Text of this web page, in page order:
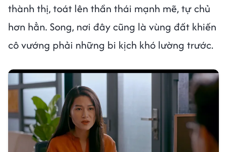
thành thị, toát lên thần thái mạnh mẽ, tự chủ
hơn hẳn. Song, nơi đây cũng là vùng đất khiến
cô vướng phải những bi kịch khó lường trước.